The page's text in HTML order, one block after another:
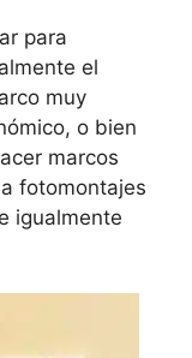
para
el
muy
o bien
marcos
fotomontajes
igualmente